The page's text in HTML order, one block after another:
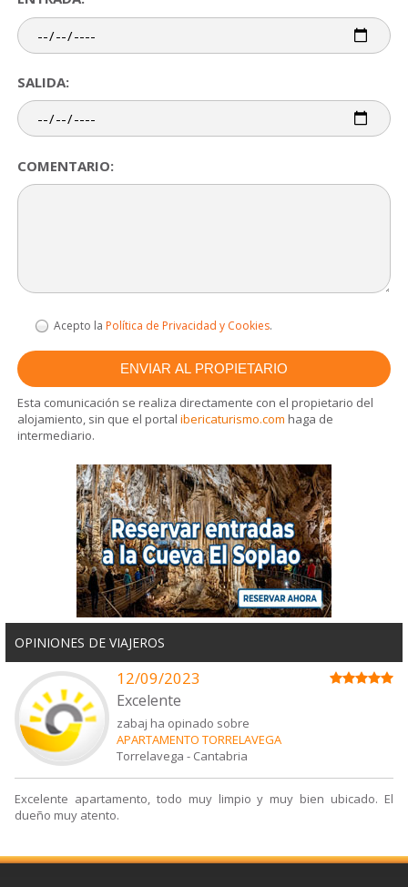
SALIDA:
COMENTARIO:
Acepto la Política de Privacidad y Cookies.
Esta comunicación se realiza directamente con el propietario del
alojamiento, sin que el portalibericaturismo.com haga de
intermediario.
OPINIONES DE VIAJEROS
12/09/2023
Excelente
zabaj ha opinado sobre
APARTAMENTO TORRELAVEGA
Torrelavega - Cantabria
Excelente apartamento, todo muy limpio y muy bien ubicado. El
dueño muy atento.